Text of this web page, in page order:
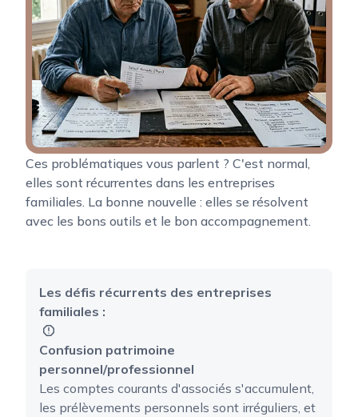
Les défis récurrents des entreprises
familiales :
Confusion patrimoine
personnel/professionnel
Les comptes courants d'associés s'accumulent,
les prélèvements personnels sont irréguliers, et
Ces problématiques vous parlent ? C'est normal,
elles sont récurrentes dans les entreprises
familiales. La bonne nouvelle : elles se résolvent
avec les bons outils et le bon accompagnement.